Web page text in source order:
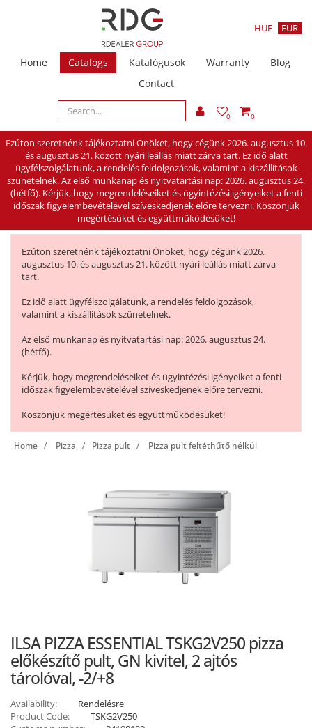
HUF EUR
Home Catalogs Katalógusok Warranty
Blog
Contact
0 0
Ezúton szeretnénk tájékoztatni Önöket, hogy cégünk 2026. augusztus 10.
és augusztus 21. között nyári leállás miatt zárva tart. Ez idő alatt
ügyfélszolgálatunk, a rendelés feldolgozások, valamint a kiszállítások
szünetelnek. Az első munkanap és nyitvatartási nap: 2026. augusztus 24.
(hétfő). Kérjük, hogy megrendeléseiket és ügyintézési igényeiket a fenti
időszak figyelembevételével szíveskedjenek előre tervezni. Köszönjük
megértésüket és együttműködésüket!
Ezúton szeretnénk tájékoztatni Önöket, hogy cégünk 2026.
augusztus 10. és augusztus 21. között nyári leállás miatt zárva
tart.
Ez idő alatt ügyfélszolgálatunk, a rendelés feldolgozások,
valamint a kiszállítások szünetelnek.
Az első munkanap és nyitvatartási nap: 2026. augusztus 24.
(hétfő).
Kérjük, hogy megrendeléseiket és ügyintézési igényeiket a fenti
időszak figyelembevételével szíveskedjenek előre tervezni.
Köszönjük megértésüket és együttműködésüket!
Home Pizza Pizza pult Pizza pult feltéthűtő nélkül
ILSA PIZZA ESSENTIAL TSKG2V250 pizza
előkészítő pult, GN kivitel, 2 ajtós
tárolóval, -2/+8
Availability:
Rendelésre
Product Code:
TSKG2V250